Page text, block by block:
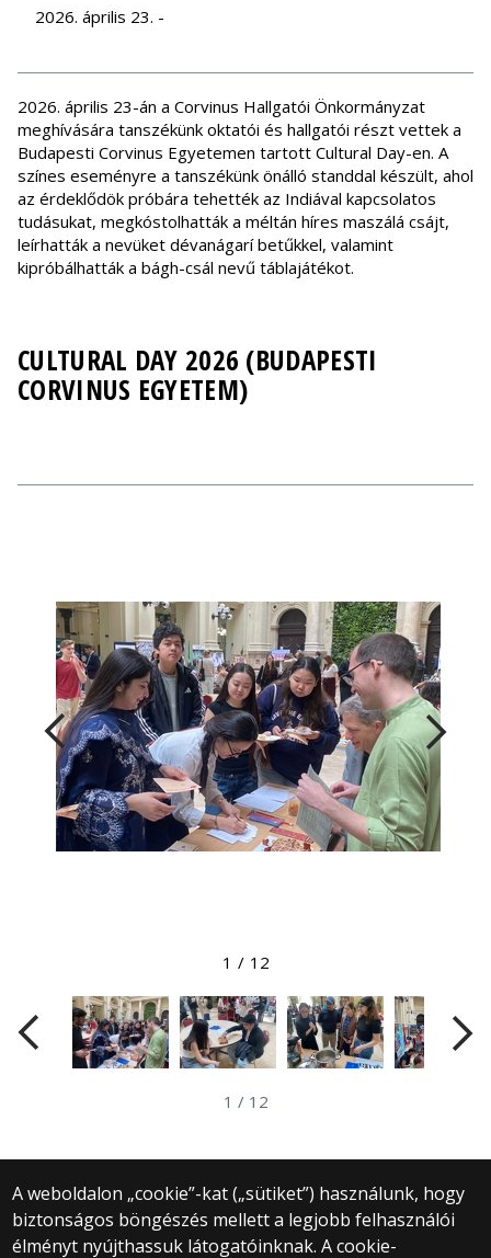
2026. április 23. -
2026. április 23-án a Corvinus Hallgatói Önkormányzat
meghívására tanszékünk oktatói és hallgatói részt vettek a
Budapesti Corvinus Egyetemen tartott Cultural Day-en. A
színes eseményre a tanszékünk önálló standdal készült, ahol
az érdeklődök próbára tehették az Indiával kapcsolatos
tudásukat, megkóstolhatták a méltán híres maszálá csájt,
leírhatták a nevüket dévanágarí betűkkel, valamint
kipróbálhatták a bágh-csál nevű táblajátékot.
CULTURAL DAY 2026 (BUDAPESTI
CORVINUS EGYETEM)
1 / 12
1 / 12
A weboldalon „cookie”-kat („sütiket”) használunk, hogy
biztonságos böngészés mellett a legjobb felhasználói
élményt nyújthassuk látogatóinknak. A cookie-
© 2025 Eötvös Loránd Tudományegyetem
Minden jog fenntartva.